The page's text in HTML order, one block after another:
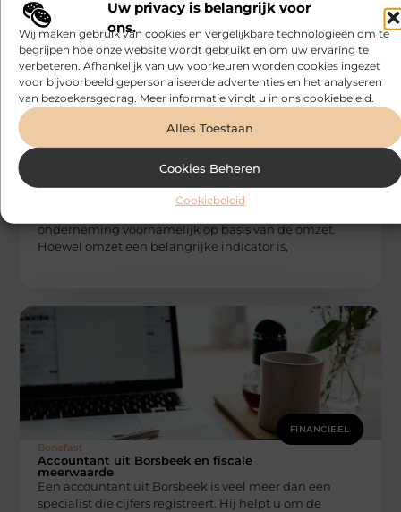
Uw privacy is belangrijk voor
ons.
Wij maken gebruik van cookies en vergelijkbare technologieën om te
begrijpen hoe onze website wordt gebruikt en om uw ervaring te
verbeteren. Afhankelijk van uw voorkeuren worden cookies ingezet
voor bijvoorbeeld gepersonaliseerde advertenties en het analyseren
van bezoekersgedrag. Meer informatie vindt u in ons cookiebeleid.
Alles Toestaan
Cookies Beheren
Cookiebeleid
Gerelateerde artikelendie u mogelijk
Waarom een boekhouder in Kortrijk verder
onderneming voornamelijk op basis van de omzet.
Hoewel omzet een belangrijke indicator is,
FINANCIEEL
Bonefast
Accountant uit Borsbeek en fiscale
meerwaarde
Een accountant uit Borsbeek is veel meer dan een
specialist die cijfers registreert. Hij helpt u om de